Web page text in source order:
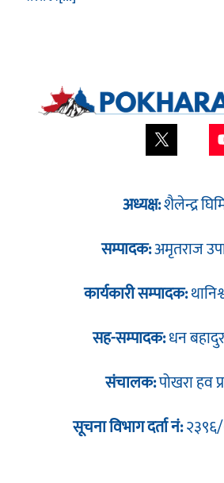
अध्यक्ष:शैलेन्द्र
सम्पादक:अमृतराज
कार्यकारी सम्पादक:
सह-सम्पादक:धन
संचालक:पोखरा हव
सूचना विभाग दर्ता नं: